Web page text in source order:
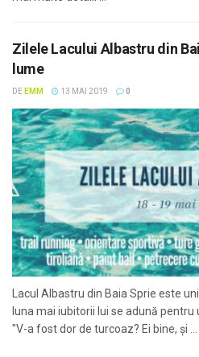
Zilele Lacului Albastru din
lume
DE EMM 13 MAI 2019 0
Lacul Albastru din Baia Sprie este
luna mai iubitorii lui se adună pentru
"V-a fost dor de turcoaz? Ei bine, și ...